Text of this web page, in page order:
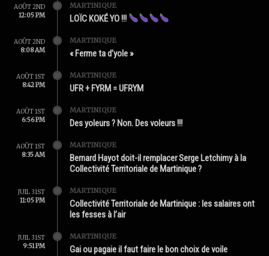
AOÛT 2ND
12:05 PM
MARTINIQUE
LOÏC KOKÉ YO !!!
AOÛT 2ND
8:08 AM
MARTINIQUE
« Ferme ta d’yole »
AOÛT 1ST
8:42 PM
MARTINIQUE
UFR + FYRM = UFRYM
AOÛT 1ST
6:56 PM
MARTINIQUE
Des yoleurs ? Non. Des voleurs !!!
AOÛT 1ST
8:35 AM
MARTINIQUE
Bernard Hayot doit-il remplacer Serge Letchimy à la
Collectivité Territoriale de Martinique ?
JUIL 31ST
11:05 PM
MARTINIQUE
Collectivité Territoriale de Martinique : les salaires ont
les fesses à l’air
JUIL 31ST
9:51 PM
MARTINIQUE
Gai ou pagaie il faut faire le bon choix de voile